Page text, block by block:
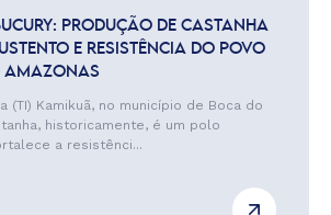
PRODUÇÃO DE CASTANHA
E RESISTÊNCIA DO POVO
AMAZONAS
(TI) Kamikuã, no município de Boca do
historicamente, é um polo
a resistênci...